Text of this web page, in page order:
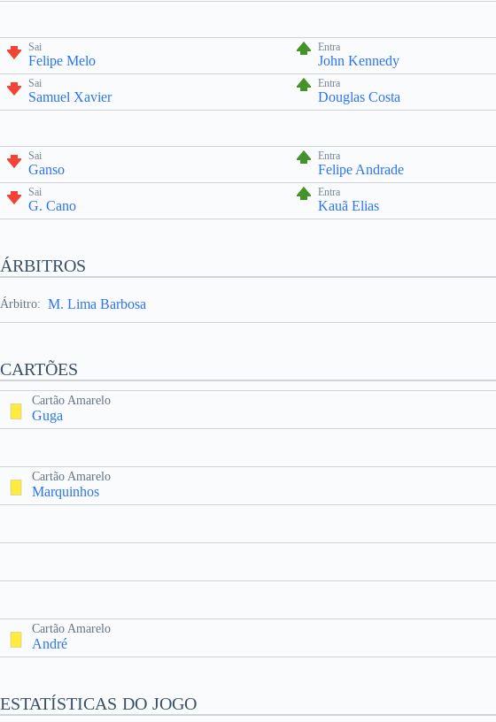
Sai
Felipe Melo
Entra
John Kennedy
Sai
Samuel Xavier
Entra
Douglas Costa
Sai
Ganso
Entra
Felipe Andrade
Sai
G. Cano
Entra
Kauã Elias
ÁRBITROS
Árbitro: M. Lima Barbosa
CARTÕES
Cartão Amarelo
Guga
Cartão Amarelo
Marquinhos
Cartão Amarelo
André
ESTATÍSTICAS DO JOGO